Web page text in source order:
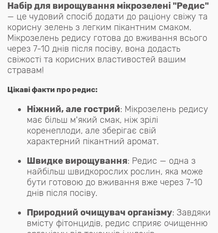
Набір для вирощування мікрозелені "Редис"
— це чудовий спосіб додати до раціону свіжу та
корисну зелень з легким пікантним смаком.
Мікрозелень редису готова до вживання всього
через 7-10 днів після посіву, вона додасть
свіжості та корисних властивостей вашим
стравам!
Цікаві факти про редис:
Ніжний, але гострий: Мікрозелень редису
має більш м'який смак, ніж зрілі
коренеплоди, але зберігає свій
характерний пікантний аромат.
Швидке вирощування: Редис — одна з
найбільш швидкорослих рослин, яка може
бути готовою до вживання вже через 7-10
днів після посіву.
Природний очищувач організму: Завдяки
вмісту фітонцидів, редис сприяє очищенню